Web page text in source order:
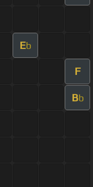
Eb
F
Bb